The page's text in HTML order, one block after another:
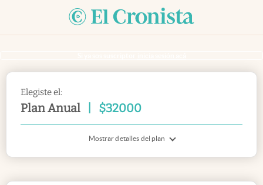
Elegiste el:
Plan Anual $32000
Mostrar detalles del plan